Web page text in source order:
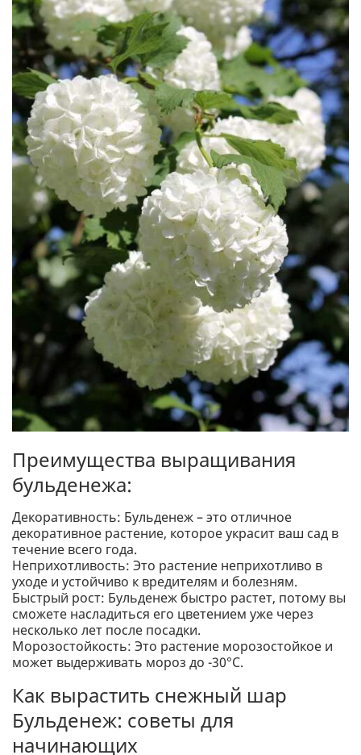
Преимущества выращивания
бульденежа:
Декоративность: Бульденеж – это отличное
декоративное растение, которое украсит ваш сад в
течение всего года.
Неприхотливость: Это растение неприхотливо в
уходе и устойчиво к вредителям и болезням.
Быстрый рост: Бульденеж быстро растет, потому вы
сможете насладиться его цветением уже через
несколько лет после посадки.
Морозостойкость: Это растение морозостойкое и
может выдерживать мороз до -30°C.
Как вырастить снежный шар
Бульденеж: советы для
начинающих